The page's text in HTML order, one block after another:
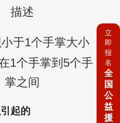
描述
于1个手掌大小
1个手掌到5个手
掌之间
起的
立
即
报
名
全
国
公
益
援